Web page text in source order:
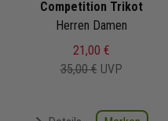
Competition Trikot
Herren Damen
21,00 €
35,00 € UVP